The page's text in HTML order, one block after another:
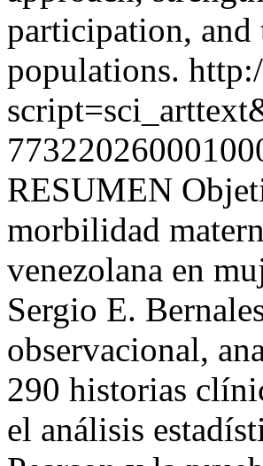
participation,
populations.
RESUMEN
morbilidad
venezolana en
Sergio E.
observacional,
290 historias
el análisis